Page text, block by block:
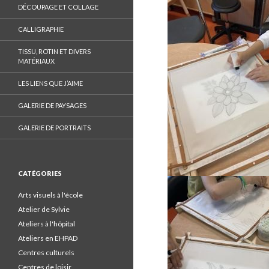
F
c
b
k
.
DÉCOUPAGE ET COLLAGE
CALLIGRAPHIE
TISSU, ROTIN ET DIVERS
MATÉRIAUX
LES LIENS QUE J’AIME
GALERIE DE PAYSAGES
GALERIE DE PORTRAITS
CATÉGORIES
Arts visuels à l'école
Atelier de Sylvie
Ateliers à l'hôpital
Ateliers en EHPAD
Centres culturels
Centres de loisir